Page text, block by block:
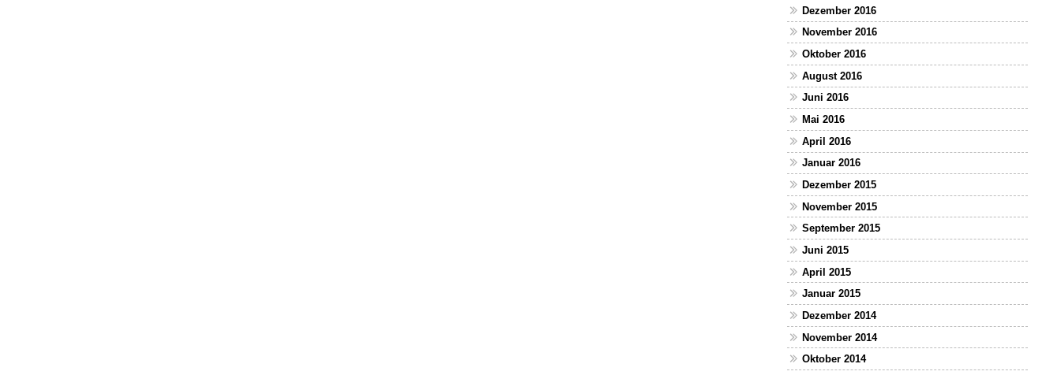
Dezember 2016
November 2016
Oktober 2016
August 2016
Juni 2016
Mai 2016
April 2016
Januar 2016
Dezember 2015
November 2015
September 2015
Juni 2015
April 2015
Januar 2015
Dezember 2014
November 2014
Oktober 2014